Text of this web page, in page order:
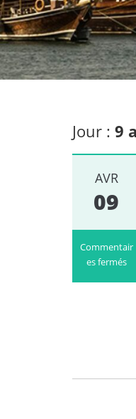
Jour : 9
AVR
09
Commentair
es fermés
qu’il